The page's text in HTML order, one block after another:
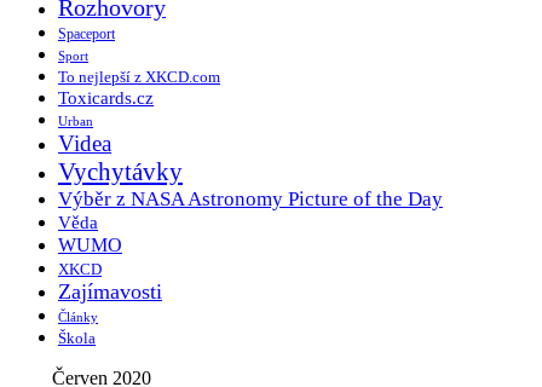
Rozhovory
Spaceport
Sport
To nejlepší z XKCD.com
Toxicards.cz
Urban
Videa
Vychytávky
Výběr z NASA Astronomy Picture of the Day
Věda
WUMO
XKCD
Zajímavosti
Články
Škola
Červen 2020